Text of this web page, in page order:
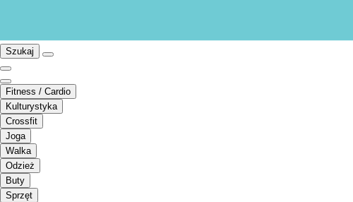
Szukaj
Fitness / Cardio
Kulturystyka
Crossfit
Joga
Walka
Odzież
Buty
Sprzęt